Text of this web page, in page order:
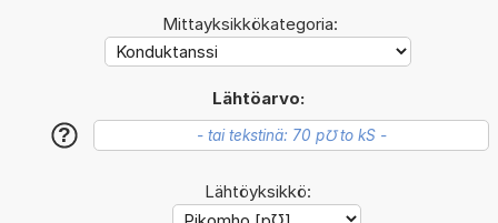
Mittayksikkökategoria:
Lähtöarvo:
?
Lähtöyksikkö: